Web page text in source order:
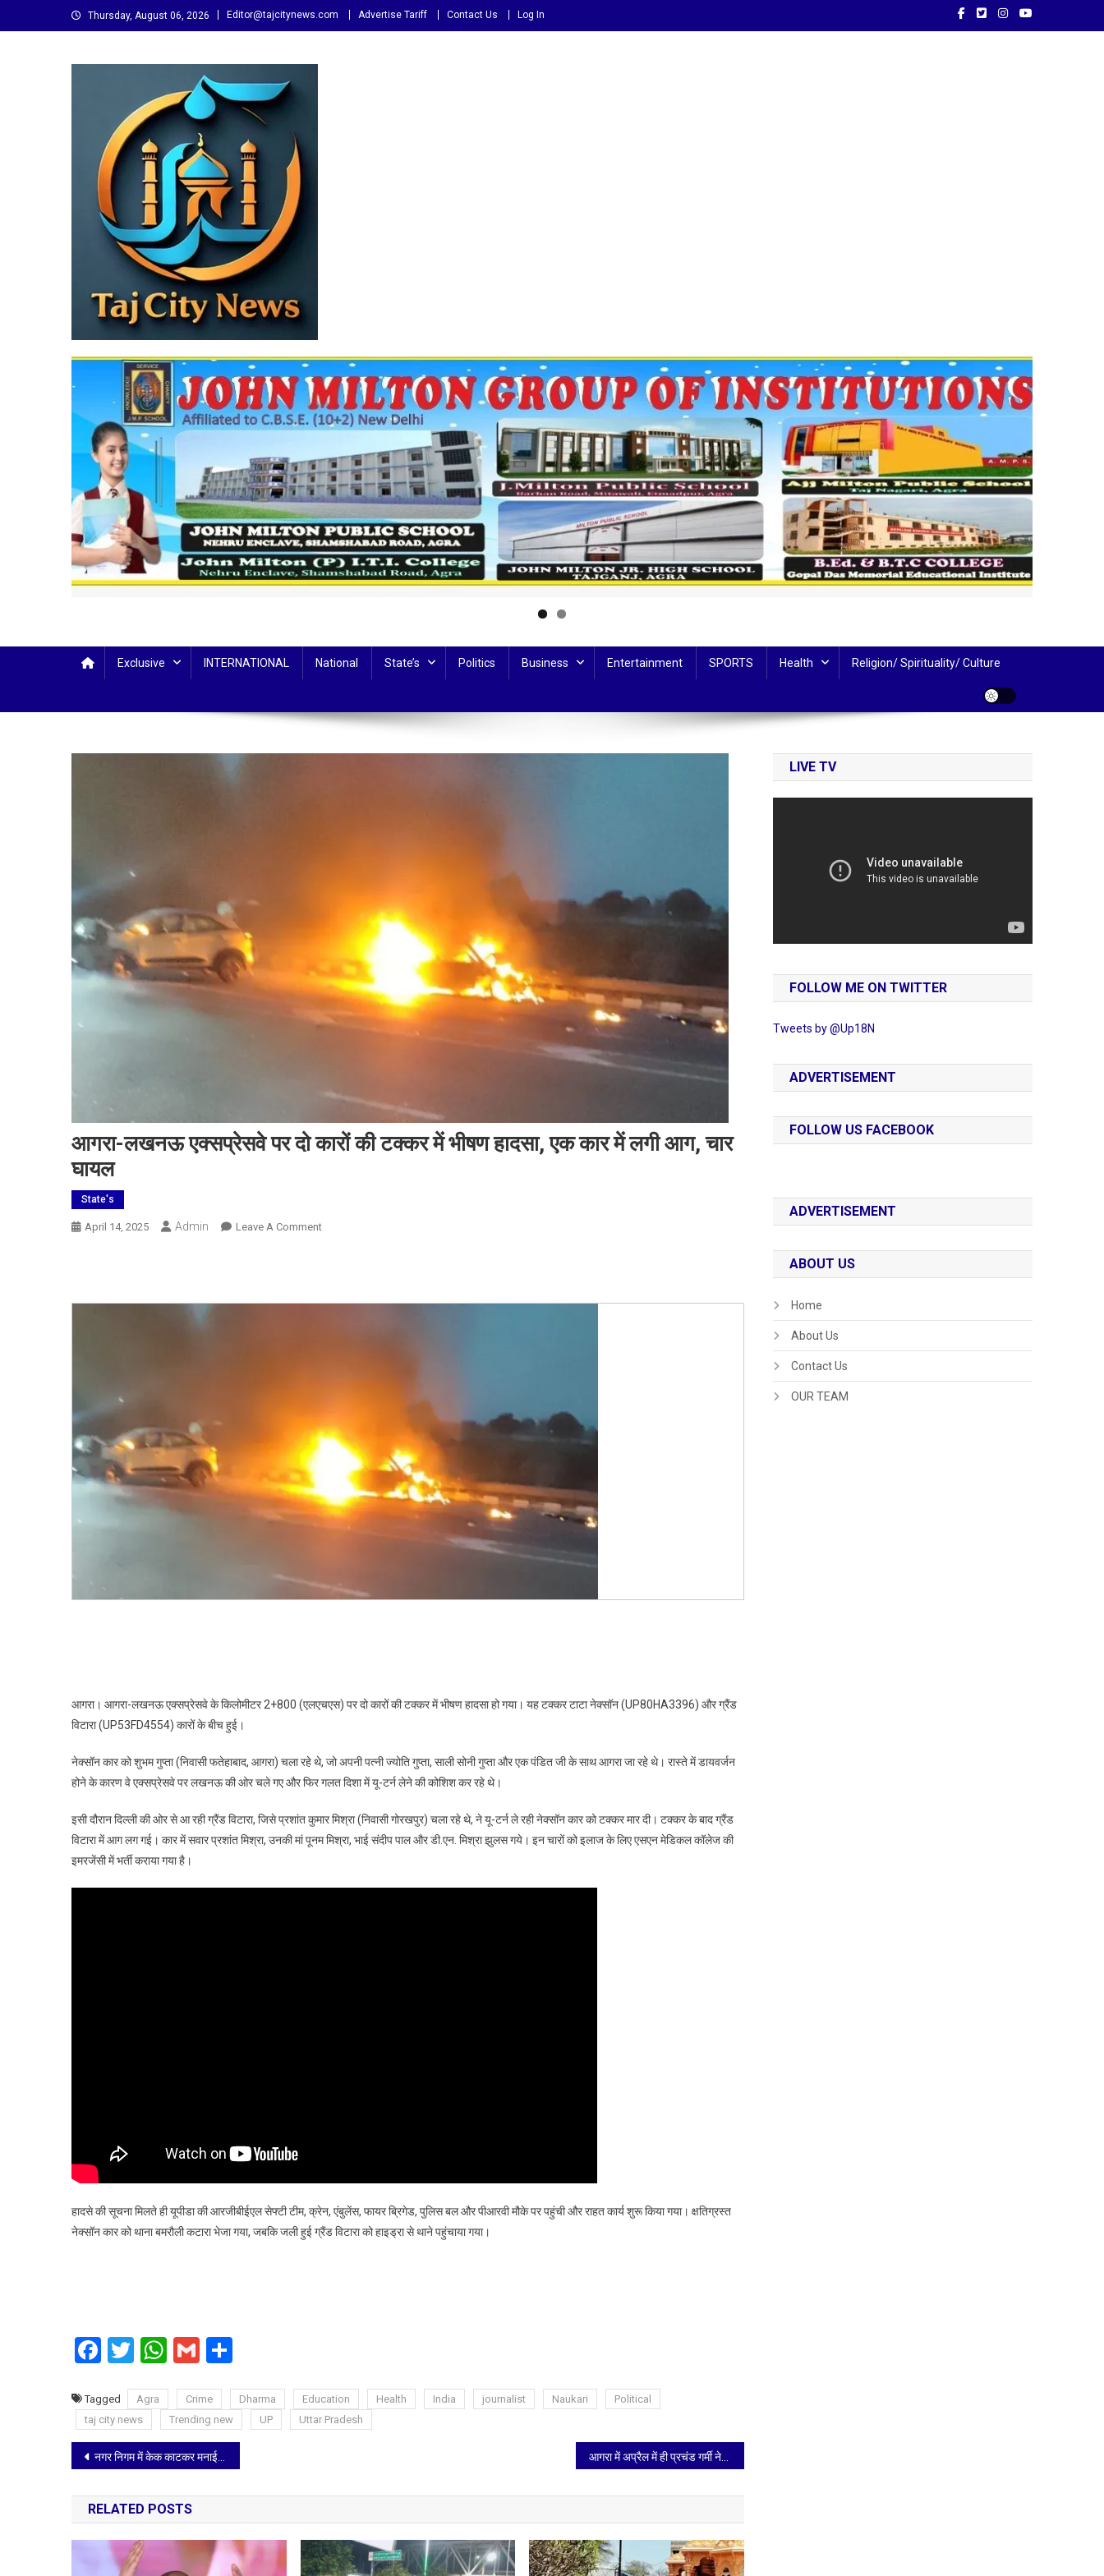
to
Thursday, August 06, 2026 Editor@tajcitynews.com Advertise Tariff Contact Us Log In
Taj City News
Exclusive INTERNATIONAL National State’s Politics Business Entertainment SPORTS Health Religion/ Spirituality/ Culture
आगरा-लखनऊ एक्सप्रेसवे पर दो कारों की टक्कर में भीषण हादसा, एक कार में लगी आग, चार
घायल
State's
April 14, 2025 Admin Leave A CommentOn
पर
हादसा,
लगी
आग,
आगरा। आगरा-लखनऊ एक्सप्रेसवे के किलोमीटर 2+800 (एलएचएस) पर दो कारों की टक्कर में भीषण हादसा हो गया। यह टक्कर टाटा नेक्सॉन (UP80HA3396) और ग्रैंड
विटारा (UP53FD4554) कारों के बीच हुई।
नेक्सॉन कार को शुभम गुप्ता (निवासी फतेहाबाद, आगरा) चला रहे थे, जो अपनी पत्नी ज्योति गुप्ता, साली सोनी गुप्ता और एक पंडित जी के साथ आगरा जा रहे थे। रास्ते में डायवर्जन
होने के कारण वे एक्सप्रेसवे पर लखनऊ की ओर चले गए और फिर गलत दिशा में यू-टर्न लेने की कोशिश कर रहे थे।
इसी दौरान दिल्ली की ओर से आ रही ग्रैंड विटारा, जिसे प्रशांत कुमार मिश्रा (निवासी गोरखपुर) चला रहे थे, ने यू-टर्न ले रही नेक्सॉन कार को टक्कर मार दी। टक्कर के बाद ग्रैंड
विटारा में आग लग गई। कार में सवार प्रशांत मिश्रा, उनकी मां पूनम मिश्रा, भाई संदीप पाल और डी.एन. मिश्रा झुलस गये। इन चारों को इलाज के लिए एसएन मेडिकल कॉलेज की
इमरजेंसी में भर्ती कराया गया है।
हादसे की सूचना मिलते ही यूपीडा की आरजीबीईएल सेफ्टी टीम, क्रेन, एंबुलेंस, फायर ब्रिगेड, पुलिस बल और पीआरवी मौके पर पहुंची और राहत कार्य शुरू किया गया। क्षतिग्रस्त
नेक्सॉन कार को थाना बमरौली कटारा भेजा गया, जबकि जली हुई ग्रैंड विटारा को हाइड्रा से थाने पहुंचाया गया।
Facebook
Twitter
WhatsApp
Gmail
Tagged Agra Crime Dharma Education Health India journalist Naukari
Political
taj city news
Trending new UP Uttar Pradesh
Post
navigation
नगर निगम में केक काटकर मनाई गई बाबा साहेब आंबेडकर की जयंती
RELATED POSTS
LIVE TV
FOLLOW ME ON TWITTER
Tweets by @Up18N
ADVERTISEMENT
FOLLOW US FACEBOOK
ADVERTISEMENT
ABOUT US
Home
About Us
Contact Us
OUR TEAM